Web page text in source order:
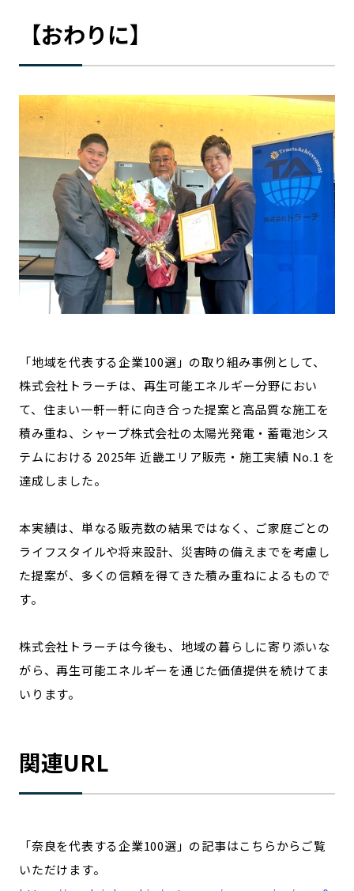
【おわりに】
「地域を代表する企業100選」の取り組み事例として、
株式会社トラーチは、再生可能エネルギー分野におい
て、住まい一軒一軒に向き合った提案と高品質な施工を
積み重ね、シャープ株式会社の太陽光発電・蓄電池シス
テムにおける 2025年 近畿エリア販売・施工実績 No.1 を
達成しました。
本実績は、単なる販売数の結果ではなく、ご家庭ごとの
ライフスタイルや将来設計、災害時の備えまでを考慮し
た提案が、多くの信頼を得てきた積み重ねによるもので
す。
株式会社トラーチは今後も、地域の暮らしに寄り添いな
がら、再生可能エネルギーを通じた価値提供を続けてま
いります。
関連URL
「奈良を代表する企業100選」の記事はこちらからご覧
いただけます。